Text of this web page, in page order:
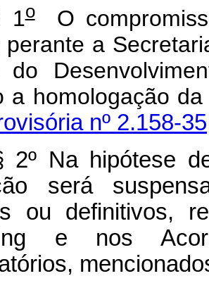
1oO
perante a
do
a
nº 2.158-
2º Na hipótese
será
ou definitivos,
e nos